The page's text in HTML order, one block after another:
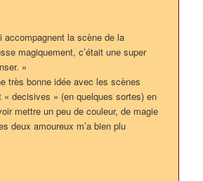
accompagnent la scène de la
magiquement, c’était une super
»
très bonne idée avec les scènes
« decisives » (en quelques sortes) en
mettre un peu de couleur, de magie
deux amoureux m’a bien plu